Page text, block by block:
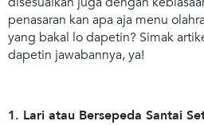
penasaran kan apa aja menu
yang bakal lo dapetin? Simak
dapetin jawabannya, ya!
1. Lari atau Bersepeda Santai